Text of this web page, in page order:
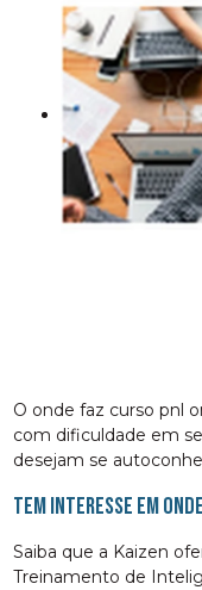
O onde faz curso pnl
com dificuldade em
desejam se
Tem interesse em
Saiba que a Kaizen
Treinamento de